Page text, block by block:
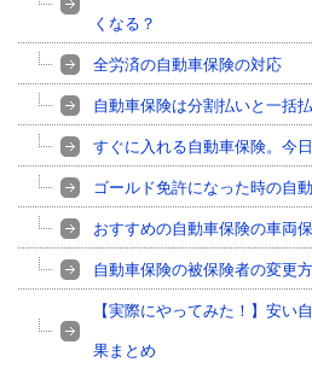
くなる？
全労済の自動車保険の対応
自動車保険は分割払いと一括
すぐに入れる自動車保険。今
ゴールド免許になった時の自
おすすめの自動車保険の車両
自動車保険の被保険者の変更
【実際にやってみた！】安い
果まとめ